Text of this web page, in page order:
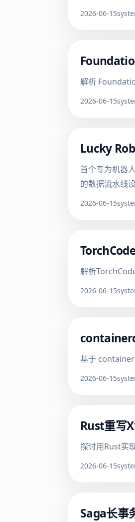
2026-06-15
解析
2026-06-15
Lucky
首个专为机器
的数据流水线设
2026-06-15
解析
2026-06-15
基于
2026-06-15
Rust重写
探讨用Rust实
2026-06-15
Saga长事